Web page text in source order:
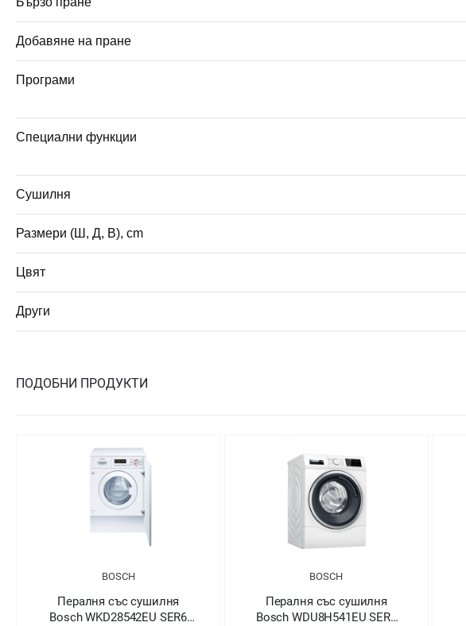
Добавяне на пране
Програми
Специални функции
Сушилня
Размери (Ш, Д, В), cm
Цвят
Други
ПОДОБНИ ПРОДУКТИ
BOSCH
Пералня със сушилня
Bosch WDU8H541EU SER6
BOSCH
Пералня със сушилня
Bosch WNA14400BY SER6